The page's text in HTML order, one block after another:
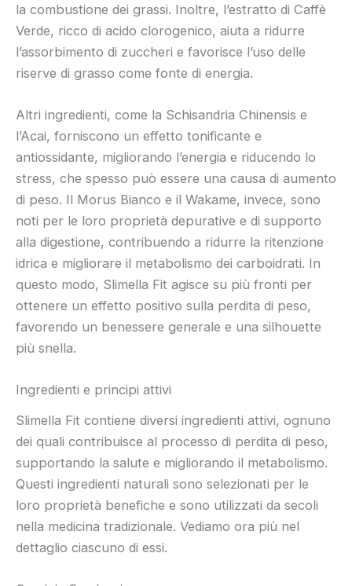
la combustione dei grassi. Inoltre, l’estratto di Caffè
Verde, ricco di acido clorogenico, aiuta a ridurre
l’assorbimento di zuccheri e favorisce l’uso delle
riserve di grasso come fonte di energia.
Altri ingredienti, come la Schisandria Chinensis e
l’Acai, forniscono un effetto tonificante e
antiossidante, migliorando l’energia e riducendo lo
stress, che spesso può essere una causa di aumento
di peso. Il Morus Bianco e il Wakame, invece, sono
noti per le loro proprietà depurative e di supporto
alla digestione, contribuendo a ridurre la ritenzione
idrica e migliorare il metabolismo dei carboidrati. In
questo modo, Slimella Fit agisce su più fronti per
ottenere un effetto positivo sulla perdita di peso,
favorendo un benessere generale e una silhouette
più snella.
Ingredienti e principi attivi
Slimella Fit contiene diversi ingredienti attivi, ognuno
dei quali contribuisce al processo di perdita di peso,
supportando la salute e migliorando il metabolismo.
Questi ingredienti naturali sono selezionati per le
loro proprietà benefiche e sono utilizzati da secoli
nella medicina tradizionale. Vediamo ora più nel
dettaglio ciascuno di essi.